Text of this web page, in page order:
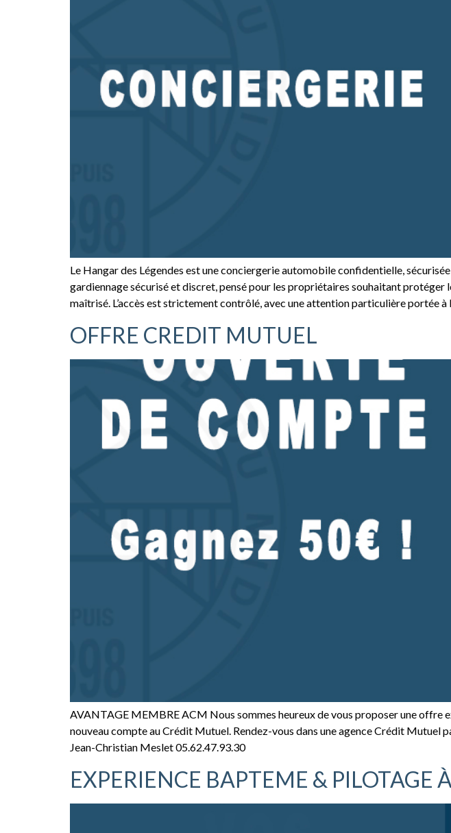
Le Hangar des Légendes est une conciergerie automobile confidentielle,
gardiennage sécurisé et discret, pensé pour les propriétaires souhaitant
maîtrisé. L’accès est strictement contrôlé, avec une attention particulière portée
OFFRE CREDIT MUTUEL
AVANTAGE MEMBRE ACM Nous sommes heureux de vous proposer une
nouveau compte au Crédit Mutuel. Rendez-vous dans une agence Crédit
Jean-Christian Meslet 05.62.47.93.30
EXPERIENCE BAPTEME & PILOTAGE